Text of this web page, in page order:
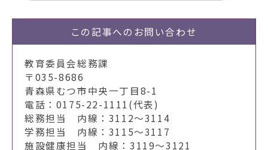
この記事への お問い合わせ
教育委員会総務課
〒035-8686
青森県むつ市中央一丁目8-1
電話：0175-22-1111(代表)
総務担当 内線：3112～3114
学務担当 内線：3115～3117
施設健康担当 内線：3119～3121